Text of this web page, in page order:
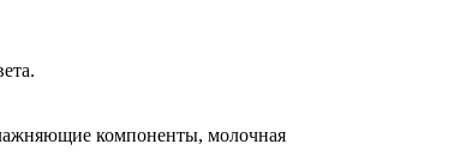
компоненты, молочная